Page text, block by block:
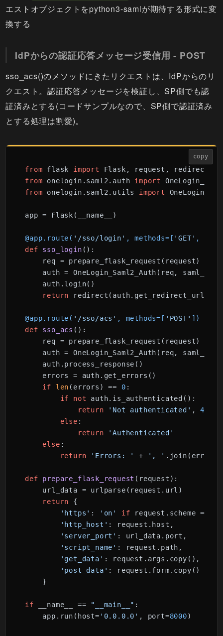
エストオブジェクトをpython3-samlが期待する形式に変
換する
IdPからの認証応答メッセージ受信用 - POST
sso_acs()のメソッドにきたリクエストは、IdPからのリ
クエスト。認証応答メッセージを検証し、SP側でも認
証済みとする(コードサンプルなので、SP側で認証済み
とする処理は割愛)。
copy
from flask import
from onelogin.saml2.auth import
from onelogin.saml2.utils import
app = Flask(__name__)
@app.route( '/sso/login' , methods=[ 'GET' ,
def
sso_login ():
    req = prepare_flask_request(request)
auth = OneLogin_Saml2_Auth(req,
    auth.login()
return redirect(auth.get_redirect_url())
@app.route( '/sso/acs' , methods=[ 'POST' ] )
def
sso_acs ():
    req = prepare_flask_request(request)
auth = OneLogin_Saml2_Auth(req,
    auth.process_response()
    errors = auth.get_errors()
if
len (errors) == 0 :
if
not auth.is_authenticated():
return
'Not authenticated' , 401
else :
return
'Authenticated'
else :
return
'Errors: ' + ', '
def prepare_flask_request ( request ):
    url_data = urlparse(request.url)
return {
'https' : 'on' if request.scheme ==
'http_host' : request.host,
'server_port' : url_data.port,
'script_name' : request.path,
'get_data' : request.args.copy(),
'post_data' : request.form.copy()
    }
if __name__ == "__main__" :
    app.run(host=
'0.0.0.0' , port=8000)